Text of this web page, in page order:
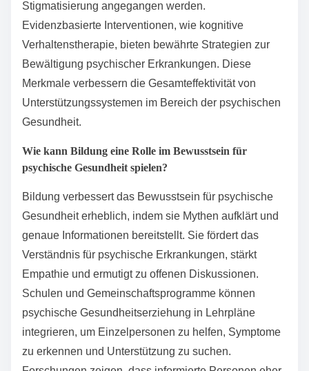
Gesundheit betont universell Empathie,
Zugänglichkeit und evidenzbasierte Interventionen.
Empathie fördert Vertrauen, sodass Einzelpersonen
sich verstanden und wertgeschätzt fühlen.
erreichbar sind und Barrieren wie Kosten und
Evidenzbasierte Interventionen, wie kognitive
Verhaltenstherapie, bieten bewährte Strategien zur
Bewältigung psychischer Erkrankungen. Diese
Merkmale verbessern die Gesamteffektivität von
Unterstützungssystemen im Bereich der psychischen
Gesundheit.
Wie kann Bildung eine Rolle im Bewusstsein für
psychische Gesundheit spielen?
Bildung verbessert das Bewusstsein für psychische
Gesundheit erheblich, indem sie Mythen aufklärt und
genaue Informationen bereitstellt. Sie fördert das